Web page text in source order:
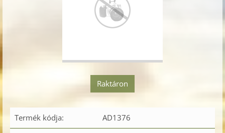
Raktáron
Termék kódja: AD1376